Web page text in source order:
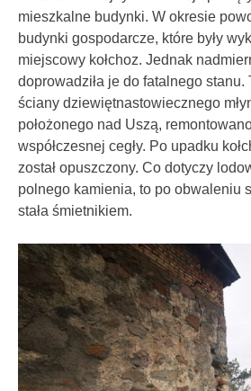
mieszkalne budynki. W okresie
budynki gospodarcze, które były
miejscowy kołchoz. Jednak
doprowadziła je do fatalnego stanu.
ściany dziewiętnastowiecznego
położonego nad Uszą,
współczesnej cegły. Po upadku
został opuszczony. Co dotyczy
polnego kamienia, to po obwaleniu
stała śmietnikiem.